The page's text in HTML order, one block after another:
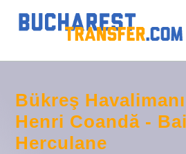
Bükreş
Henri Coandă -
Herculane